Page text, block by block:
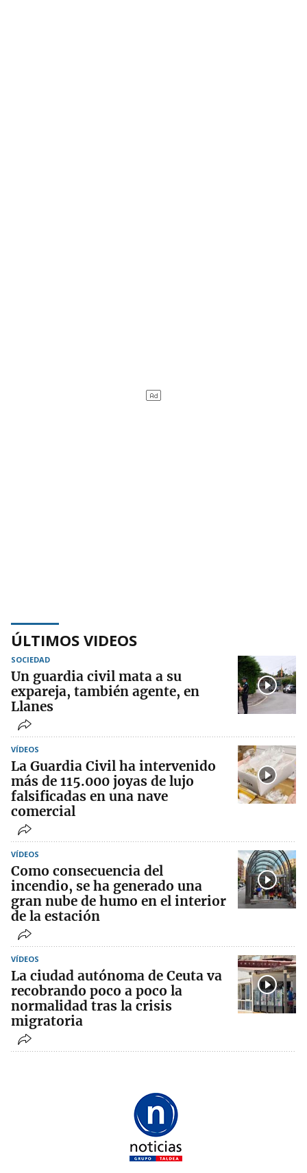
ÚLTIMOS VIDEOS
SOCIEDAD
Un guardia civil mata a su
expareja, también agente, en
Llanes
VÍDEOS
La Guardia Civil ha intervenido
más de 115.000 joyas de lujo
falsificadas en una nave
comercial
VÍDEOS
Como consecuencia del
incendio, se ha generado una
gran nube de humo en el interior
de la estación
VÍDEOS
La ciudad autónoma de Ceuta va
recobrando poco a poco la
normalidad tras la crisis
migratoria